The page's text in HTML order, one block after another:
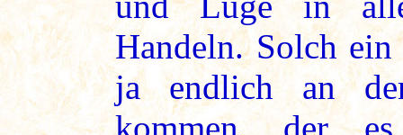
Handeln. Solch
ja endlich an